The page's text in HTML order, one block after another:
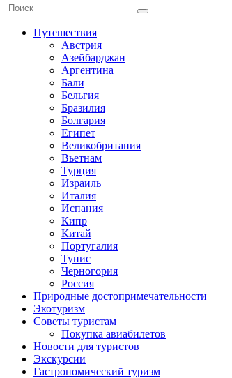
Путешествия
Австрия
Азейбарджан
Аргентина
Бали
Бельгия
Бразилия
Болгария
Египет
Великобритания
Вьетнам
Турция
Израиль
Италия
Испания
Кипр
Китай
Португалия
Тунис
Черногория
Россия
Природные достопримечательности
Экотуризм
Советы туристам
Покупка авиабилетов
Новости для туристов
Экскурсии
Гастрономический туризм